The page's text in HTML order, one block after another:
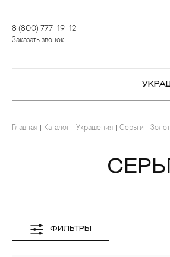
8 (800) 777-19-12
Заказать звонок
КОЛЬЦА
КОЛЬЕ
СТОЛОВЫЕ ПРИБОРЫ
БАР
КОЛЬЦА
БРОШИ
Главная Каталог Украшения Серьги
ФИЛЬТРЫ